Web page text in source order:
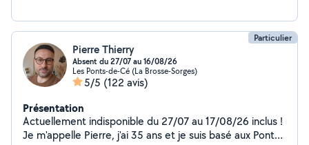
Particulier
Pierre Thierry
Absent du 27/07 au 16/08/26
Les Ponts-de-Cé (La Brosse-Sorges)
5/5 (122 avis)
Présentation
Actuellement indisponible du 27/07 au 17/08/26 inclus !
Je m'appelle Pierre, j'ai 35 ans et je suis basé aux Ponts